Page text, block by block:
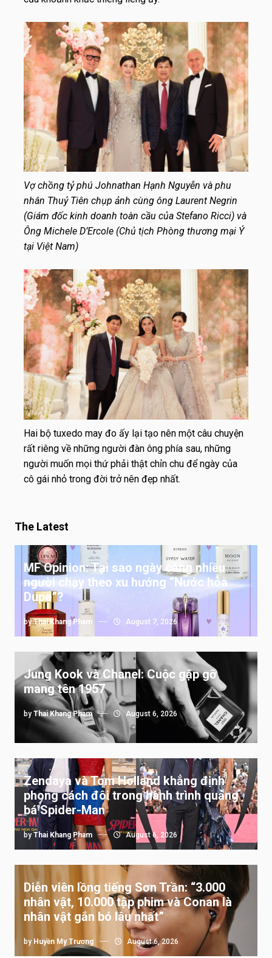
Vợ chồng tỷ phú Johnathan Hạnh Nguyễn và phu
nhân Thuỷ Tiên chụp ảnh cùng ông Laurent Negrin
(Giám đốc kinh doanh toàn cầu của Stefano Ricci) và
Ông Michele D’Ercole (Chủ tịch Phòng thương mại Ý
tại Việt Nam)
Hai bộ tuxedo may đo ấy lại tạo nên một câu chuyện
rất riêng về những người đàn ông phía sau, những
người muốn mọi thứ phải thật chỉn chu để ngày của
cô gái nhỏ trong đời trở nên đẹp nhất.
The Latest
MF Opinion: Tại sao ngày càng nhiều
người chạy theo xu hướng “Nước hoa
Dupe”?
byThai Khang Pham August 7, 2026
Jung Kook và Chanel: Cuộc gặp gỡ
mang tên 1957
by Thai Khang Pham August 6, 2026
Zendaya và Tom Holland khẳng định
phong cách đôi trong hành trình quảng
bá Spider-Man
by Thai Khang Pham August 6, 2026
Diễn viên lồng tiếng Sơn Trần: “3.000
nhân vật, 10.000 tập phim và Conan là
nhân vật gắn bó lâu nhất”
by Huyền My Trương August 6, 2026